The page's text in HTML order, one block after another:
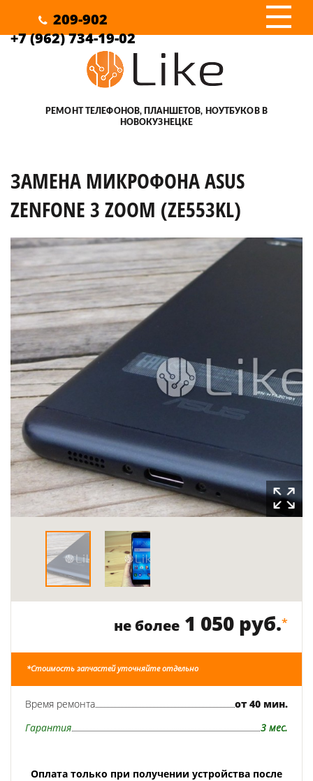
209-902
+7 (962) 734-19-02
III
РЕМОНТ ТЕЛЕФОНОВ, ПЛАНШЕТОВ, НОУТБУКОВ В
НОВОКУЗНЕЦКЕ
ЗАМЕНА МИКРОФОНА ASUS
ZENFONE 3 ZOOM (ZE553KL)
не более 1 050 руб.*
*Стоимость запчастей уточняйте отдельно
Время ремонта
от 40 мин.
Гарантия
3 мес.
Оплата только при получении устройства после